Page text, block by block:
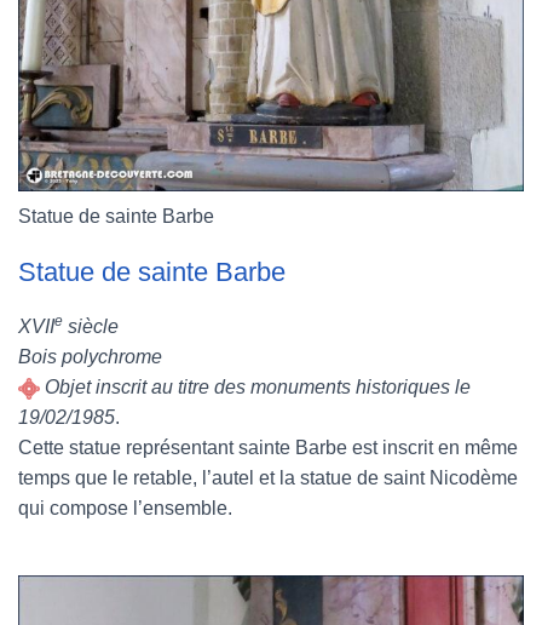
Statue de sainte Barbe
Statue de sainte Barbe
XVIIe siècle
Bois polychrome
Objet inscrit au titre des monuments historiques le
19/02/1985.
Cette statue représentant sainte Barbe est inscrit en même
temps que le retable, l’autel et la statue de saint Nicodème
qui compose l’ensemble.